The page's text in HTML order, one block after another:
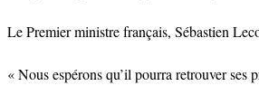
Le Premier ministre français, Sébastien
« Nous espérons qu’il pourra retrouver ses